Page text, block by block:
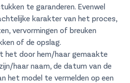
te garanderen. Evenwel
karakter van het proces,
vervormingen of breuken
of de opslag.
het door hem/haar gemaakte
haar naam, de datum van de
het model te vermelden op een